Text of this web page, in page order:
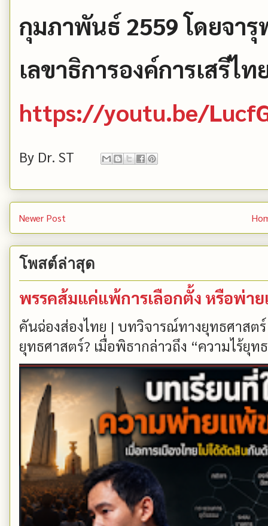
กุมภาพันธ์ 2559 โดยจารุ
เลขาธิการองค์การเสรีไท
https://youtu.be/
By Dr. ST
Newer Post
โพสต์ล่าสุด
พรรคส้มแค่แพ้การเลือกตั้ง หรือพ่า
คันฉ่องส่องไทย | บทวิจารณ์ทางยุทธศาสต
ยุทธศาสตร์? เมื่อพิธากล่าวถึง “ความไร้ยุท